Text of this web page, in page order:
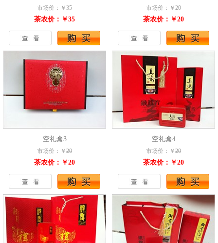
市场价：￥ 35
茶农价：￥35
市场价：￥ 20
茶农价：￥20
空礼盒3
市场价：￥ 20
茶农价：￥20
空礼盒4
市场价：￥ 20
茶农价：￥20